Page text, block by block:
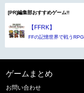
[PR]編集部おすすめゲーム!!
【FFRK】
FFの記憶世界で戦うRPG
ゲームまとめ
お問い合わせ